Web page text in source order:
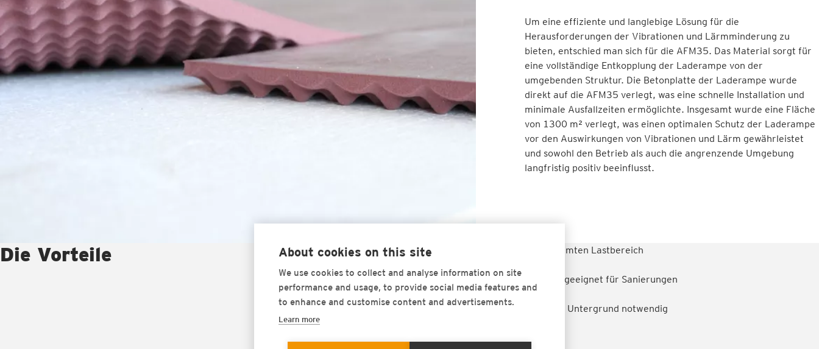
Um eine effiziente und langlebige Lösung für die
Herausforderungen der Vibrationen und Lärmminderung zu
bieten, entschied man sich für die AFM35. Das Material sorgt für
eine vollständige Entkopplung der Laderampe von der
umgebenden Struktur. Die Betonplatte der Laderampe wurde
direkt auf die AFM35 verlegt, was eine schnelle Installation und
minimale Ausfallzeiten ermöglichte. Insgesamt wurde eine Fläche
von 1300 m² verlegt, was einen optimalen Schutz der Laderampe
vor den Auswirkungen von Vibrationen und Lärm gewährleistet
und sowohl den Betrieb als auch die angrenzende Umgebung
langfristig positiv beeinflusst.
Die Vorteile Konstant hohe Wirksamkeit über den gesamten Lastbereich
Geringe Einbauhöhe - dadurch besonders geeignet für Sanierungen
Schnelle Verlegung- Keine Verklebung mit Untergrund notwendig
About cookies on this site
We use cookies to collect and analyse information on site
performance and usage, to provide social media features and
to enhance and customise content and advertisements.
Learn more